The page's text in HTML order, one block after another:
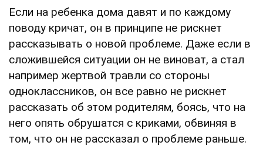
Если на ребенка дома давят и по каждому
поводу кричат, он в принципе не рискнет
рассказывать о новой проблеме. Даже если в
сложившейся ситуации он не виноват, а стал
например жертвой травли со стороны
одноклассников, он все равно не рискнет
рассказать об этом родителям, боясь, что на
него опять обрушатся с криками, обвиняя в
том, что он не рассказал о проблеме раньше.